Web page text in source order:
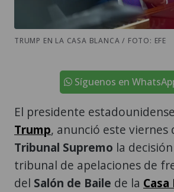
TRUMP EN LA CASA BLANCA / FOTO: EFE
Síguenos en
El presidente
Trump, anunció este viernes
Tribunal Supremo la
tribunal de apelaciones de
del Salón de Baile de la Casa